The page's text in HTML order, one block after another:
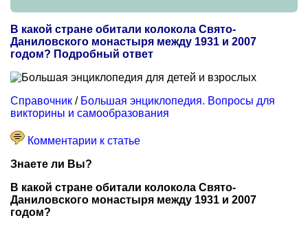
В какой стране обитали колокола Свято-
Даниловского монастыря между 1931 и 2007
годом? Подробный ответ
Справочник / Большая энциклопедия. Вопросы для
викторины и самообразования
Комментарии к статье
Знаете ли Вы?
В какой стране обитали колокола Свято-
Даниловского монастыря между 1931 и 2007
годом?